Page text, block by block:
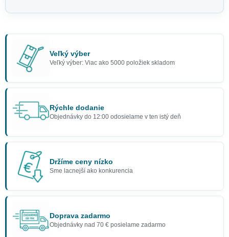
Veľký výber
Veľký výber: Viac ako 5000 položiek skladom
Rýchle dodanie
Objednávky do 12:00 odosielame v ten istý deň
Držíme ceny nízko
Sme lacnejší ako konkurencia
Doprava zadarmo
Objednávky nad 70 € posielame zadarmo